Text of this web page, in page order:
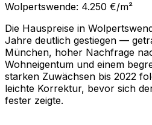
Wolpertswende: 4.250 €/m²
Die Hauspreise in
Jahre deutlich gestiegen —
München, hoher Nachfrage
Wohneigentum und einem
starken Zuwächsen bis 2022
leichte Korrektur, bevor sich
fester zeigte.